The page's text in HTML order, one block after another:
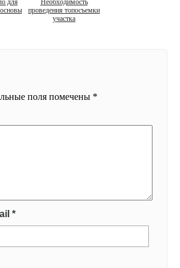
для
Необходимость
проведения топосъемки
участка
поля помечены *
*